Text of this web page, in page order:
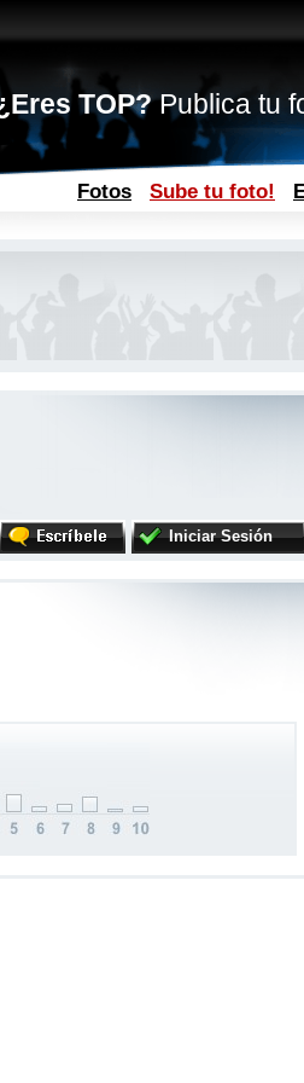
TOP?Publica tu
Fotos Sube tu foto!
Iniciar Sesión